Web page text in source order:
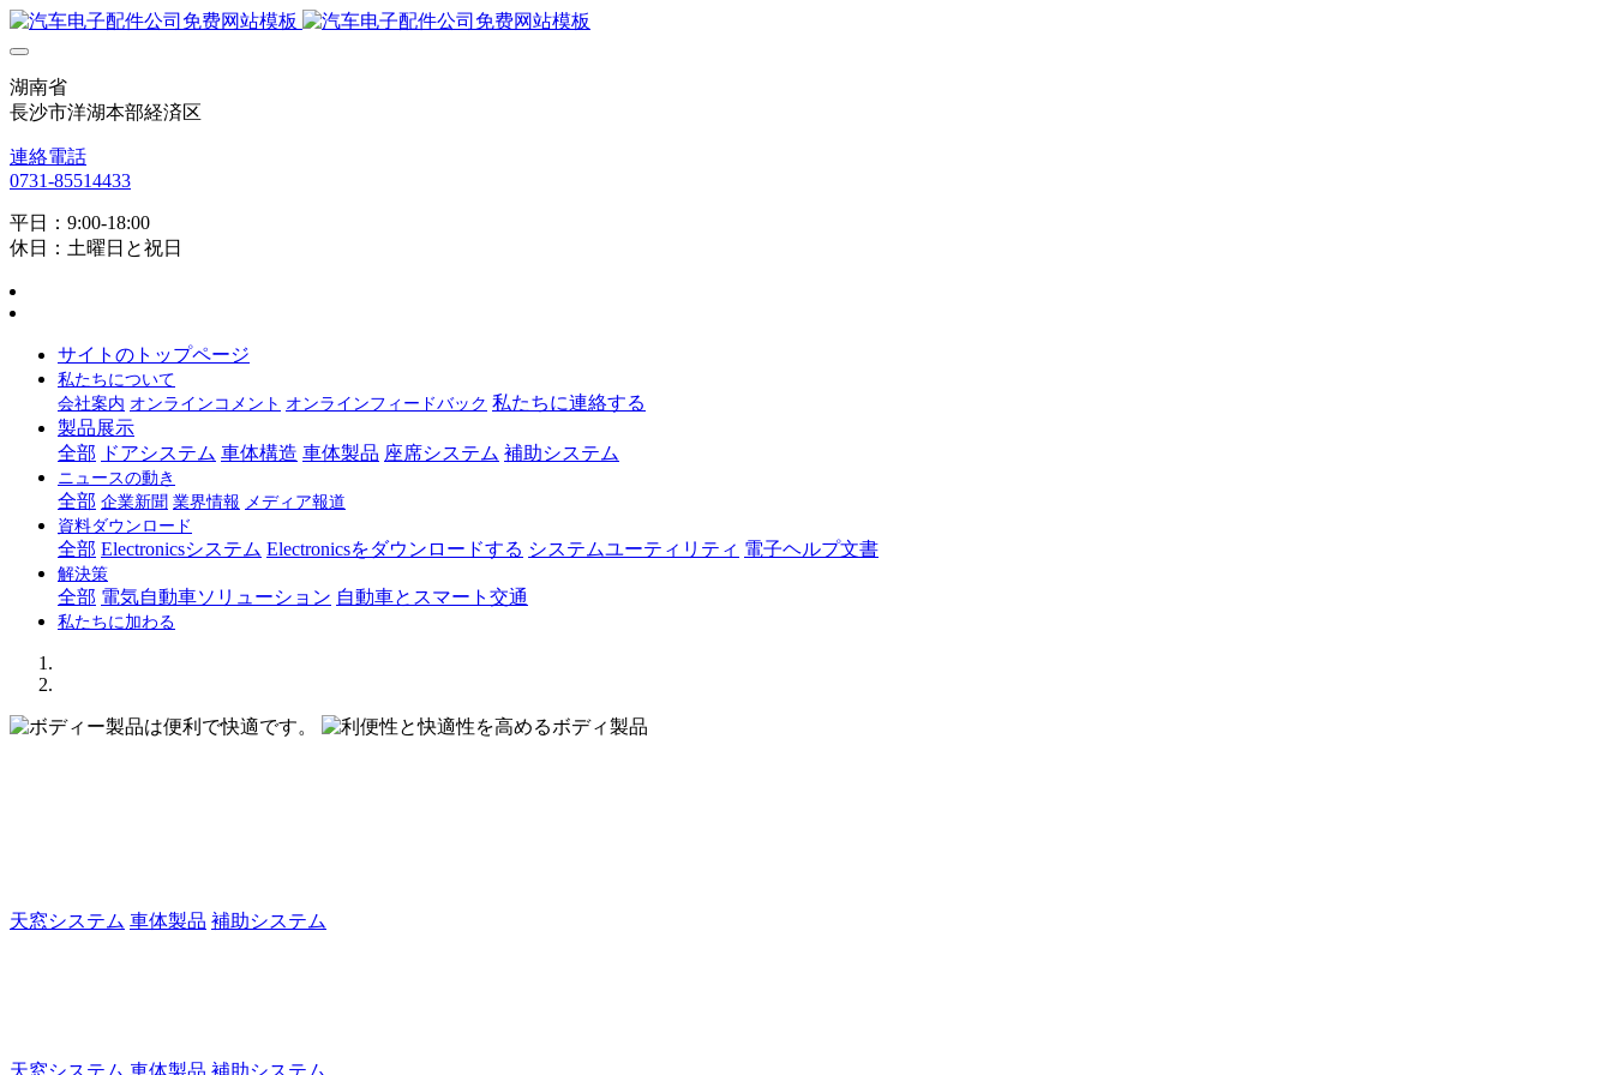
湖南省
長沙市洋湖本部経済区
連絡電話
0731-85514433
平日：9:00-18:00
休日：土曜日と祝日
サイトのトップページ
私たちについて
会社案内 オンラインコメント オンラインフィードバック 私たちに連絡する
製品展示
全部 ドアシステム 車体構造 車体製品 座席システム 補助システム
ニュースの動き
全部 企業新聞 業界情報 メディア報道
資料ダウンロード
全部 Electronicsシステム Electronicsをダウンロードする システムユーティリティ 電子ヘルプ文書
解決策
全部 電気自動車ソリューション 自動車とスマート交通
私たちに加わる
天窓システム 車体製品 補助システム
天窓システム 車体製品 補助システム